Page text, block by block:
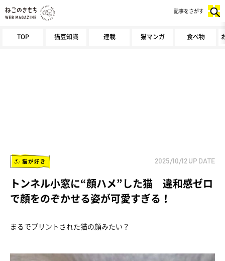
TOP 猫豆知識 連載 猫マンガ 食べ物
記事をさがす
猫が好き 2025/10/12 UP DATE
トンネル小窓に“顔ハメ”した猫 違和感ゼロ
で顔をのぞかせる姿が可愛すぎる！
まるでプリントされた猫の顔みたい？